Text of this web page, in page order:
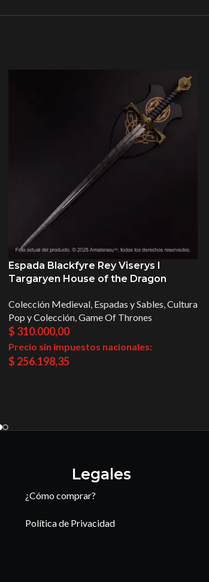
Espada Blackfyre Rey Viserys I
Targaryen House of the Dragon
Colección Medieval, Espadas y Sables,Cultura
Pop y Colección,Game Of Thrones
$ 310.000,00
Precio sin impuestos nacionales:
$ 256.198,35
Legales
¿Cómo comprar?
Política de Privacidad